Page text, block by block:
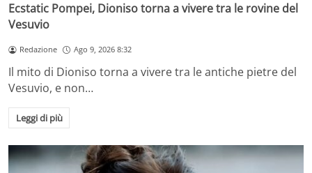
Ecstatic Pompei, Dioniso torna a vivere tra le rovine del
Vesuvio
Redazione Ago 9, 2026 8:32
Il mito di Dioniso torna a vivere tra le antiche pietre del
Vesuvio, e non…
Leggi di più